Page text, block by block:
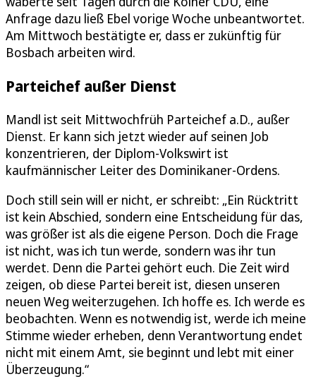
Anfrage dazu ließ Ebel vorige Woche unbeantwortet.
Am Mittwoch bestätigte er, dass er zukünftig für
Bosbach arbeiten wird.
Parteichef außer Dienst
Mandl ist seit Mittwochfrüh Parteichef a.D., außer
Dienst. Er kann sich jetzt wieder auf seinen Job
konzentrieren, der Diplom-Volkswirt ist
kaufmännischer Leiter des Dominikaner-Ordens.
Doch still sein will er nicht, er schreibt: „Ein Rücktritt
ist kein Abschied, sondern eine Entscheidung für das,
was größer ist als die eigene Person. Doch die Frage
ist nicht, was ich tun werde, sondern was ihr tun
werdet. Denn die Partei gehört euch. Die Zeit wird
zeigen, ob diese Partei bereit ist, diesen unseren
neuen Weg weiterzugehen. Ich hoffe es. Ich werde es
beobachten. Wenn es notwendig ist, werde ich meine
Stimme wieder erheben, denn Verantwortung endet
nicht mit einem Amt, sie beginnt und lebt mit einer
Überzeugung.“